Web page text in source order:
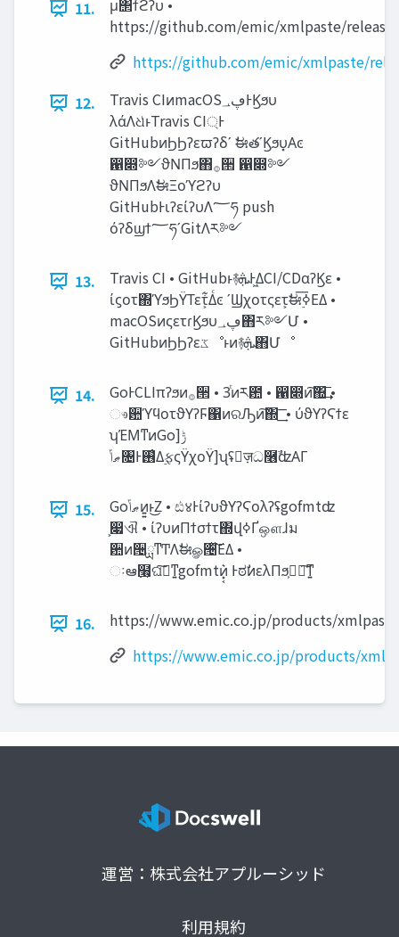
11.
μ΢ϯϩʔυ •
https://github.com/emic/xmlpaste/releases
https://github.com/emic/xmlpaste/
12.
Travis CIͷmacOS‫Ͱڥ؀‬Ϗϧυ
λάΛଧͭͱTravis CI্Ͱ
GitHubͷϦϦʔεϖʔδʹ ࣗಈతʹϏϧυ͓Αͼ
഑෍༻ϑΝΠϧ΋࡞੒ ഑෍༻
ϑΝΠϧΛࣗಈΞοϓϩʔυ
GitHubͰιʔείʔυΛ؅ཧ push
όʔδϣϯ؅ཧʹGitΛར༻
13.
Travis CI • GitHubͱ࿈‫͖Ͱܞ‬ΔCI/CDαʔϏε •
ίϛοτ΍ϓϧϦΫΤετ͕͋Δͨͼ ʹϢχοτςετ͕ࣗಈ࣮ߦ͞ΕΔ •
macOSͷςετɾϏϧυ‫ڥ؀‬΋ར༻Մ •
GitHubͷϦϦʔε‫ػ‬ೳͱͷ࿈‫ܞ‬΋Մೳ
14.
GoͰCLIπʔϧͷ࡞੒ • 3ͭͷར఺ • ഑෍ͷ͠΍͢͞ •
ෳ਺ϓϥοτϑΥʔϜ΁ͷରԠͷ͠΍ ͢͞ • ύϑΥʔϚϯε
ʮΈΜͳͷGo‫ݱ[
ޠݴ‬৔Ͱ࢖͑Δ࣮ફςΫχοΫ]ʯʢٕज़ධ࿦ࣾʣΑΓ
15.
Go‫ޠݴ‬ͷ͍͍ͱ͜Ζ • ඪ४ͰίʔυϑΥʔϚολʔʢgofmtʣ
͕෇ଐ • ίʔυͷΠϯσϯτ΍վߦҐஔɺม
਺ͷ੔ྻͳͲΛࣗಈௐ੔ͯ͘͠ΕΔ •
ઃఆ߲໨͕ଘࡏ͠ͳ͍gofmtͷ͓͔͛ ͰಠࣗͷελΠϧ͕ཚཱ͠ͳ͍
16.
https://www.emic.co.jp/products/
https://www.emic.co.jp/products/
運営：株式会社アプルーシッド
利用規約